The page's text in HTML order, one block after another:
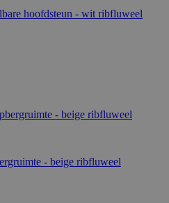
hoofdsteun - wit ribfluweel
- beige ribfluweel